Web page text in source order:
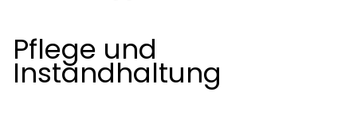
Pflege und
Instandhaltung